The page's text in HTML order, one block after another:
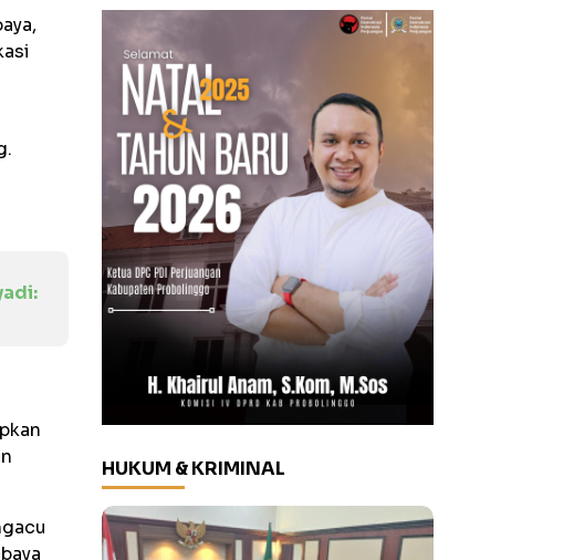
HUKUM & KRIMINAL